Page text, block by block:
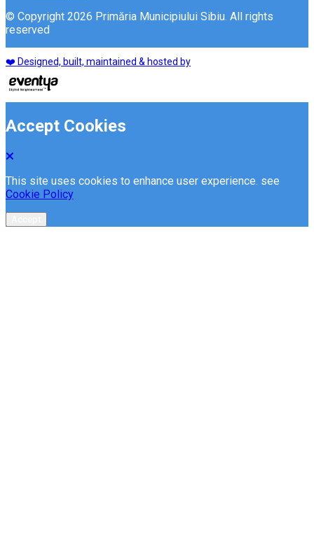
© Copyright 2026 Primăria Municipiului Sibiu. All rights
reserved
❤️ Designed, built, maintained & hosted by
Accept Cookies
This site uses cookies to enhance user experience. see
Cookie Policy